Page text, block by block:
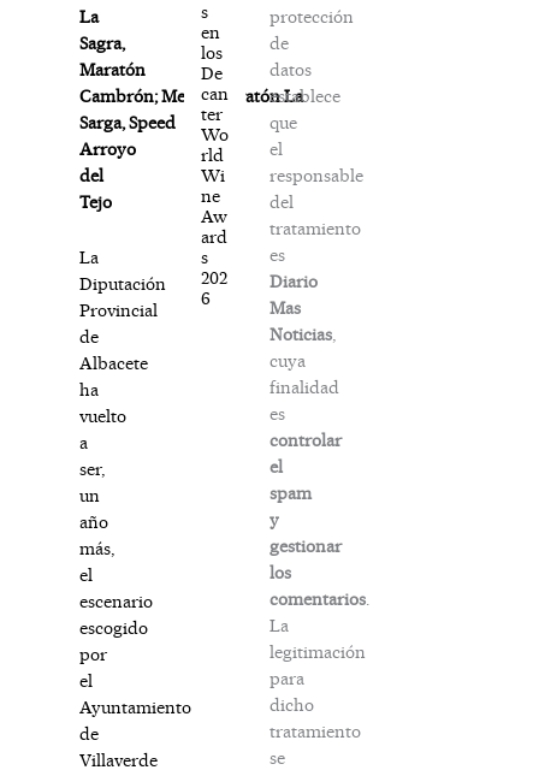
La
Sagra,
Maratón
Cambrón; Medio Maratón La
Sarga, Speed
Arroyo
del
Tejo
La
Diputación
Provincial
de
Albacete
ha
vuelto
a
ser,
un
año
más,
el
escenario
escogido
por
el
Ayuntamiento
de
Villaverde
s
en
los
De
can
ter
Wo
rld
Wi
ne
Aw
ard
s
202
6
protección
de
datos
establece
que
el
responsable
del
tratamiento
es
Diario
Mas
Noticias,
cuya
finalidad
es
controlar
el
spam
y
gestionar
los
comentarios.
La
legitimación
para
dicho
tratamiento
se